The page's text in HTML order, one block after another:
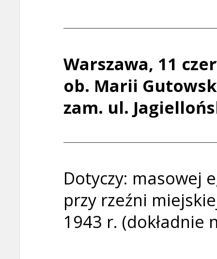
Warszawa, 11
ob. Marii
zam. ul.
Dotyczy: masowej
przy rzeźni
1943 r. (dokładnie